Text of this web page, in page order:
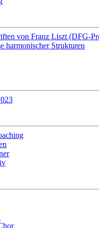
von Franz Liszt (DFG-
harmonischer Strukturen